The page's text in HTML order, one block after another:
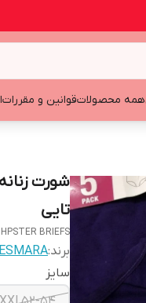
همه محصولاتقوانین و مقررات
تایی
HPSTER BRIEFS
برند:
سایز